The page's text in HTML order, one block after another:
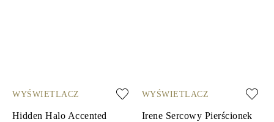
WYŚWIETLACZ
Hidden Halo Accented
WYŚWIETLACZ
Irene Sercowy Pierścionek